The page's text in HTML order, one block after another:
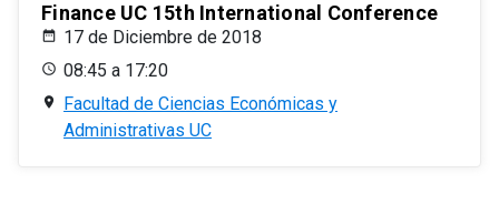
Finance UC 15th International Conference
17 de Diciembre de 2018
08:45 a 17:20
Facultad de Ciencias Económicas y
Administrativas UC